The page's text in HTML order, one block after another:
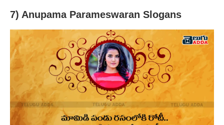
7) Anupama Parameswaran Slogans